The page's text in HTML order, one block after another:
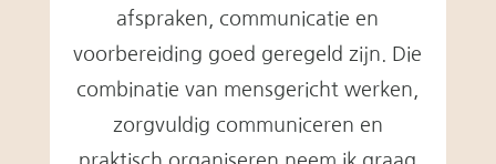
afspraken, communicatie en
voorbereiding goed geregeld zijn. Die
combinatie van mensgericht werken,
zorgvuldig communiceren en